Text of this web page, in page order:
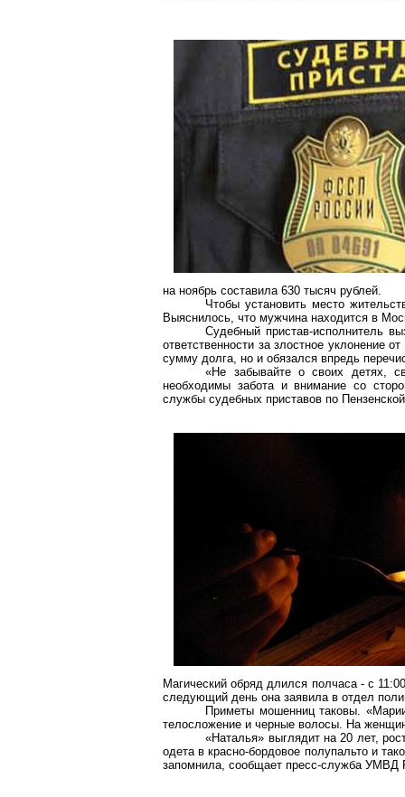
на ноябрь составила 630 тысяч рублей.
Чтобы установить место
Выяснилось, что мужчина находится в
Судебный пристав-исполнитель
ответственности за злостное уклонение
сумму долга, но и обязался впредь
«Не забывайте о своих детях,
необходимы забота и внимание со
службы судебных приставов по
Магический обряд длился полчаса - с
следующий день она заявила в отдел
Приметы мошенниц таковы.
телосложение и черные волосы. На
«Наталья» выглядит на 20 лет,
одета в красно-бордовое полупальто и
запомнила, сообщает пресс-служба УМВД